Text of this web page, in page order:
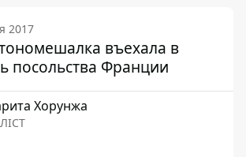
2017
въехала в
посольства Франции
Хорунжа